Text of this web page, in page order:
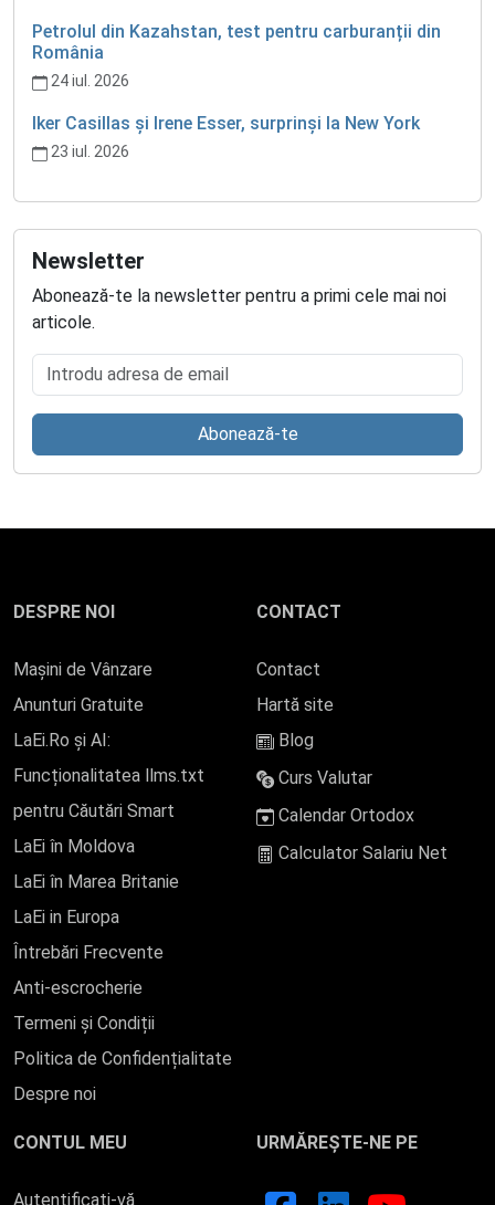
Petrolul din Kazahstan, test pentru carburanții din
România
24 iul. 2026
Iker Casillas și Irene Esser, surprinși la New York
23 iul. 2026
Newsletter
Abonează-te la newsletter pentru a primi cele mai noi
articole.
Introdu adresa de email
Abonează-te
DESPRE NOI
Mașini de Vânzare
Anunturi Gratuite
LaEi.Ro și AI:
Funcționalitatea llms.txt
pentru Căutări Smart
LaEi în Moldova
LaEi în Marea Britanie
LaEi in Europa
Întrebări Frecvente
Anti-escrocherie
Termeni și Condiții
Politica de Confidențialitate
Despre noi
CONTACT
Contact
Hartă site
Blog
Curs Valutar
Calendar Ortodox
Calculator Salariu Net
CONTUL MEU
Autentificați-vă
URMĂREȘTE-NE PE